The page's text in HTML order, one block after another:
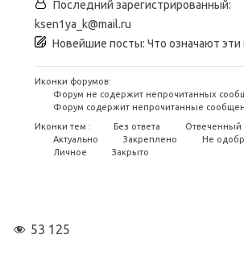
Последний зарегистрированный:
ksen1ya_k@mail.ru
Новейшие посты: Что означают
Иконки форумов:
Форум не содержит непрочитанных
Форум содержит непрочитанные
Иконки тем :
Без ответа Отвеченный
Актуально
Закреплено Не
Личное
Закрыто
53 125